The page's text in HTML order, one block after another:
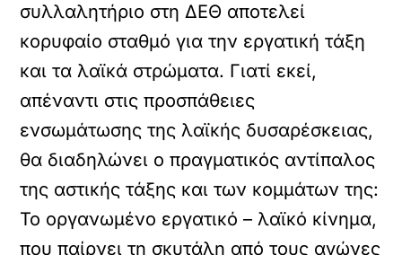
συλλαλητήριο στη ΔΕΘ αποτελεί
κορυφαίο σταθμό για την εργατική τάξη
και τα λαϊκά στρώματα. Γιατί εκεί,
απέναντι στις προσπάθειες
ενσωμάτωσης της λαϊκής δυσαρέσκειας,
θα διαδηλώνει ο πραγματικός αντίπαλος
της αστικής τάξης και των κομμάτων της:
Το οργανωμένο εργατικό – λαϊκό κίνημα,
που παίρνει τη σκυτάλη από τους αγώνες